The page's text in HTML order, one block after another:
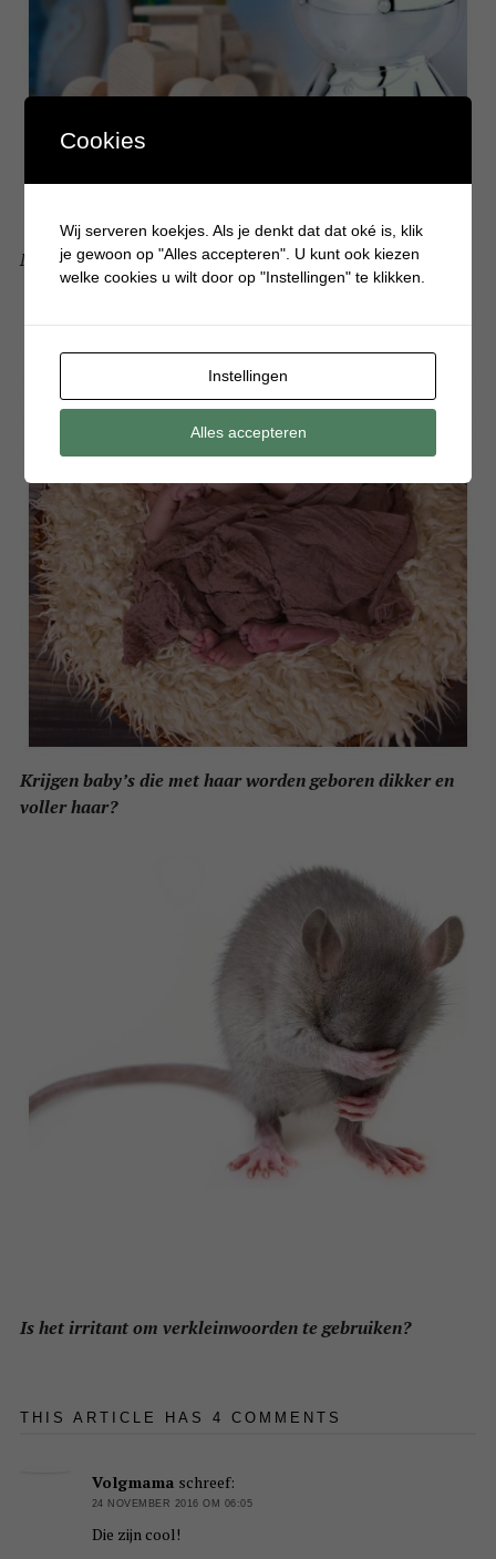
Met deze nijntje kraamcadeaus scoor je altijd
Krijgen baby’s die met haar worden geboren dikker en
voller haar?
Is het irritant om verkleinwoorden te gebruiken?
THIS ARTICLE HAS 4 COMMENTS
Volgmama schreef:
24 NOVEMBER 2016 OM 06:05
Die zijn cool!
Cookies
Wij serveren koekjes. Als je denkt dat dat oké is, klik
je gewoon op "Alles accepteren". U kunt ook kiezen
welke cookies u wilt door op "Instellingen" te klikken.
Instellingen
Alles accepteren